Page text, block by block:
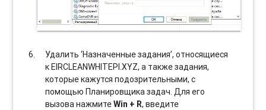
Удалить ‘Назначенные задания’, относящиеся
к EIRCLEANWHITEPI.XYZ, а также задания,
которые кажутся подозрительными, с
помощью Планировщика задач. Для его
вызова нажмитеWin + R, введите